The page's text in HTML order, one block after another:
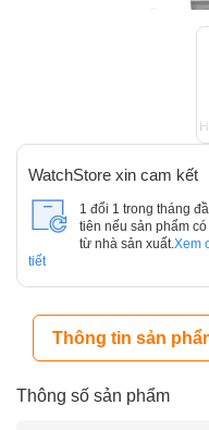
WatchStore xin cam kết
1 đổi 1 trong tháng
tiên nếu sản phẩm có
từ nhà sản xuất. Xem
tiết
Thông tin sản
Thông số sản phẩm